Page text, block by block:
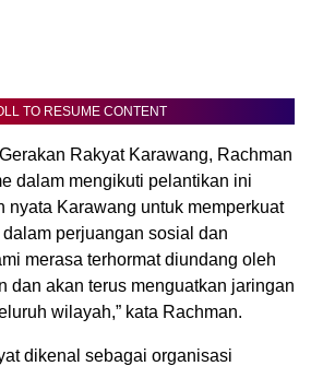
TO RESUME CONTENT
Rakyat Karawang, Rachman
dalam mengikuti pelantikan ini
nyata Karawang untuk memperkuat
perjuangan sosial dan
merasa terhormat diundang oleh
dan akan terus menguatkan jaringan
wilayah,” kata Rachman.
dikenal sebagai organisasi